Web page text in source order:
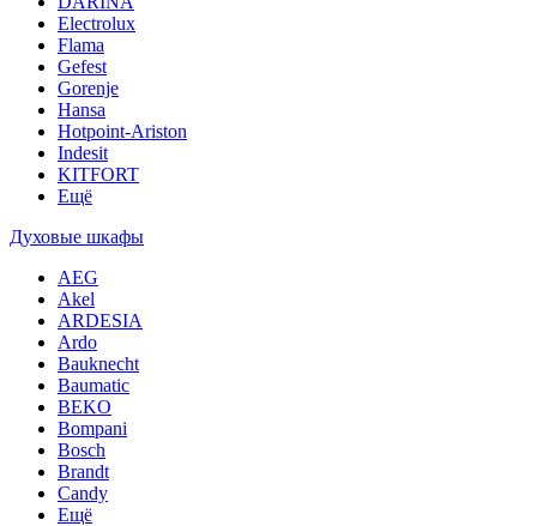
Electrolux
Flama
Gefest
Gorenje
Hansa
Hotpoint-Ariston
Indesit
KITFORT
Ещё
Духовые шкафы
AEG
Akel
ARDESIA
Ardo
Bauknecht
Baumatic
BEKO
Bompani
Bosch
Brandt
Candy
Ещё